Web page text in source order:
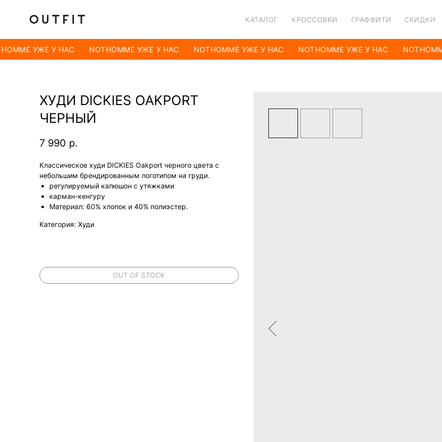
КАТАЛОГ КРОССОВКИ ГРАФФИТИ СКИДКИ
УЖЕ У НАС NOTHOMME УЖЕ У НАС NOTHOMME УЖЕ У НАС NOTHOMME УЖЕ У НАС
ХУДИ DICKIES OAKPORT
ЧЕРНЫЙ
7 990 р.
OUT OF STOCK
Классическое худи DICKIES Oakport черного цвета с
небольшим брендированным логотипом на груди.
регулируемый капюшон с утяжками
карман-кенгуру
Материал: 60% хлопок и 40% полиэстер.
Категория: Худи